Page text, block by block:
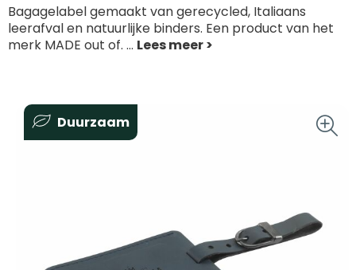
Eten & Drinkware
Groei & bloei
Outdoor & Vrije tijd
Dag van de ...
Bagagelabel gemaakt van gerecycled, Italiaans
leerafval en natuurlijke binders. Een product van het
merk MADE out of. ...
Duurzaam